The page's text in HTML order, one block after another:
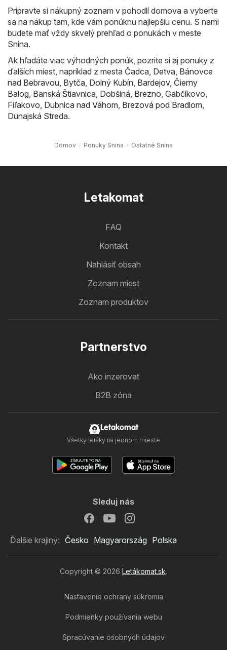
Pripravte si nákupný zoznam v pohodlí domova a vyberte
sa na nákup tam, kde vám ponúknu najlepšiu cenu. S nami
budete mať vždy skvelý prehľad o ponukách v meste
Snina.
Ak hľadáte viac výhodných ponúk, pozrite si aj ponuky z
ďalších miest, napríklad z mesta Čadca Detva Bánovce
nad Bebravou Bytča Dolný Kubín Bardejov, Čierny
Balog Banská Štiavnica Dobšiná Brezno Gabčíkovo
Fiľakovo Dubnica nad Váhom Brezová pod Bradlom
Dunajská Streda.
Domov Ponuky Snina Ostatné Snina
Letakomat
FAQ
Kontakt
Nahlásiť obsah
Zoznam miest
Zoznam produktov
Partnerstvo
Ako inzerovať
B2B zóna
Letakomat
Všetky letáky na jednom mieste
Sleduj nás
Ďalšie krajiny: Česko Magyarország Polska
Copyright © 2026 Letákomat.sk.
Nastavenie ochrany súkromia
Podmienky používania webu
Spracúvanie osobných údajov